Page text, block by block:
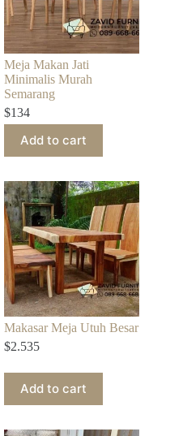
Meja Makan Jati
Minimalis Murah
Semarang
$134
Add to cart
Makasar Meja Utuh Besar
$2.535
Add to cart